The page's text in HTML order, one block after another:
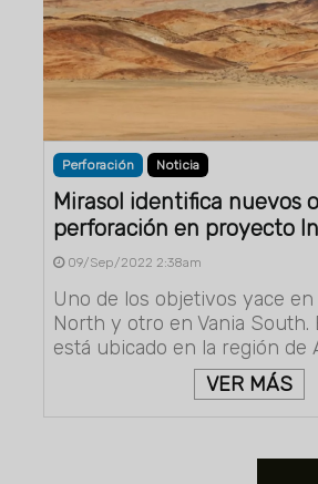
Perforación Noticia
Mirasol identifica nuevos
perforación en proyecto
09/Sep/2022 2:38am
Uno de los objetivos yace en
North y otro en Vania South.
está ubicado en la región de
VER MÁS